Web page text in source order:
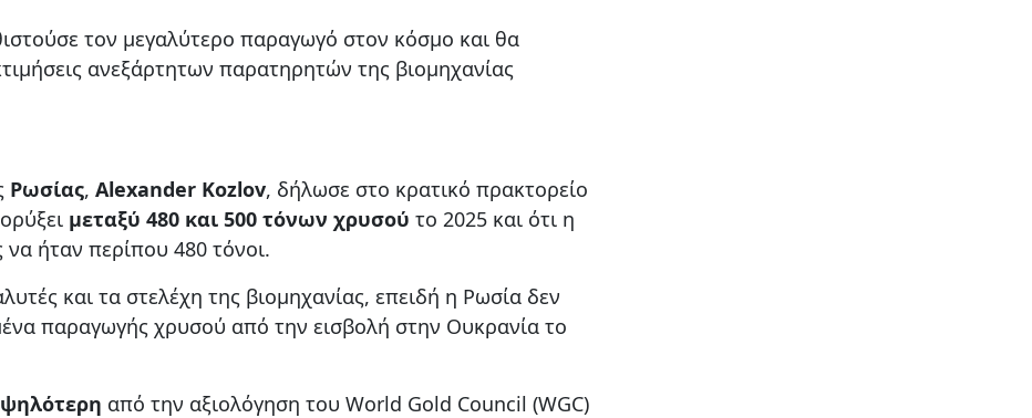
τον μεγαλύτερο παραγωγό στον κόσμο και θα
ανεξάρτητων παρατηρητών της βιομηχανίας
Ρωσίας, Alexander Kozlov, δήλωσε στο κρατικό πρακτορείο
μεταξύ 480 και 500 τόνων χρυσού το 2025 και ότι η
ήταν περίπου 480 τόνοι.
και τα στελέχη της βιομηχανίας, επειδή η Ρωσία δεν
παραγωγής χρυσού από την εισβολή στην Ουκρανία το
από την αξιολόγηση του World Gold Council (WGC)